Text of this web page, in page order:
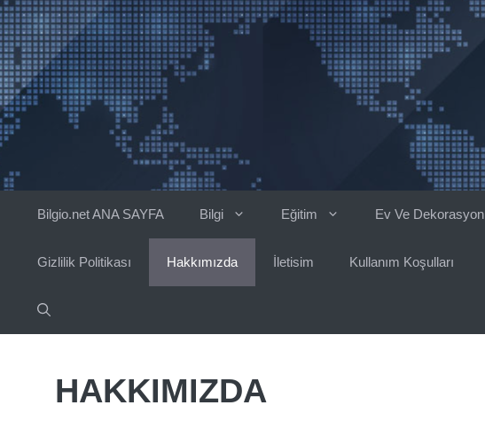
İçeriğe
atla
Bilgio.net ANA SAYFA Bilgi Eğitim Ev Ve Dekorasyon
Gizlilik Politikası Hakkımızda İletisim Kullanım Koşulları
HAKKIMIZDA